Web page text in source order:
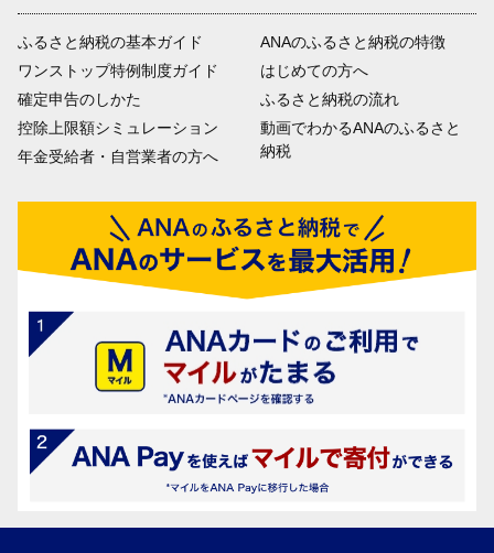
ふるさと納税の基本ガイド
ワンストップ特例制度ガイド
確定申告のしかた
控除上限額シミュレーション
年金受給者・自営業者の方へ
ANAのふるさと納税の特徴
はじめての方へ
ふるさと納税の流れ
動画でわかるANAのふるさと
納税